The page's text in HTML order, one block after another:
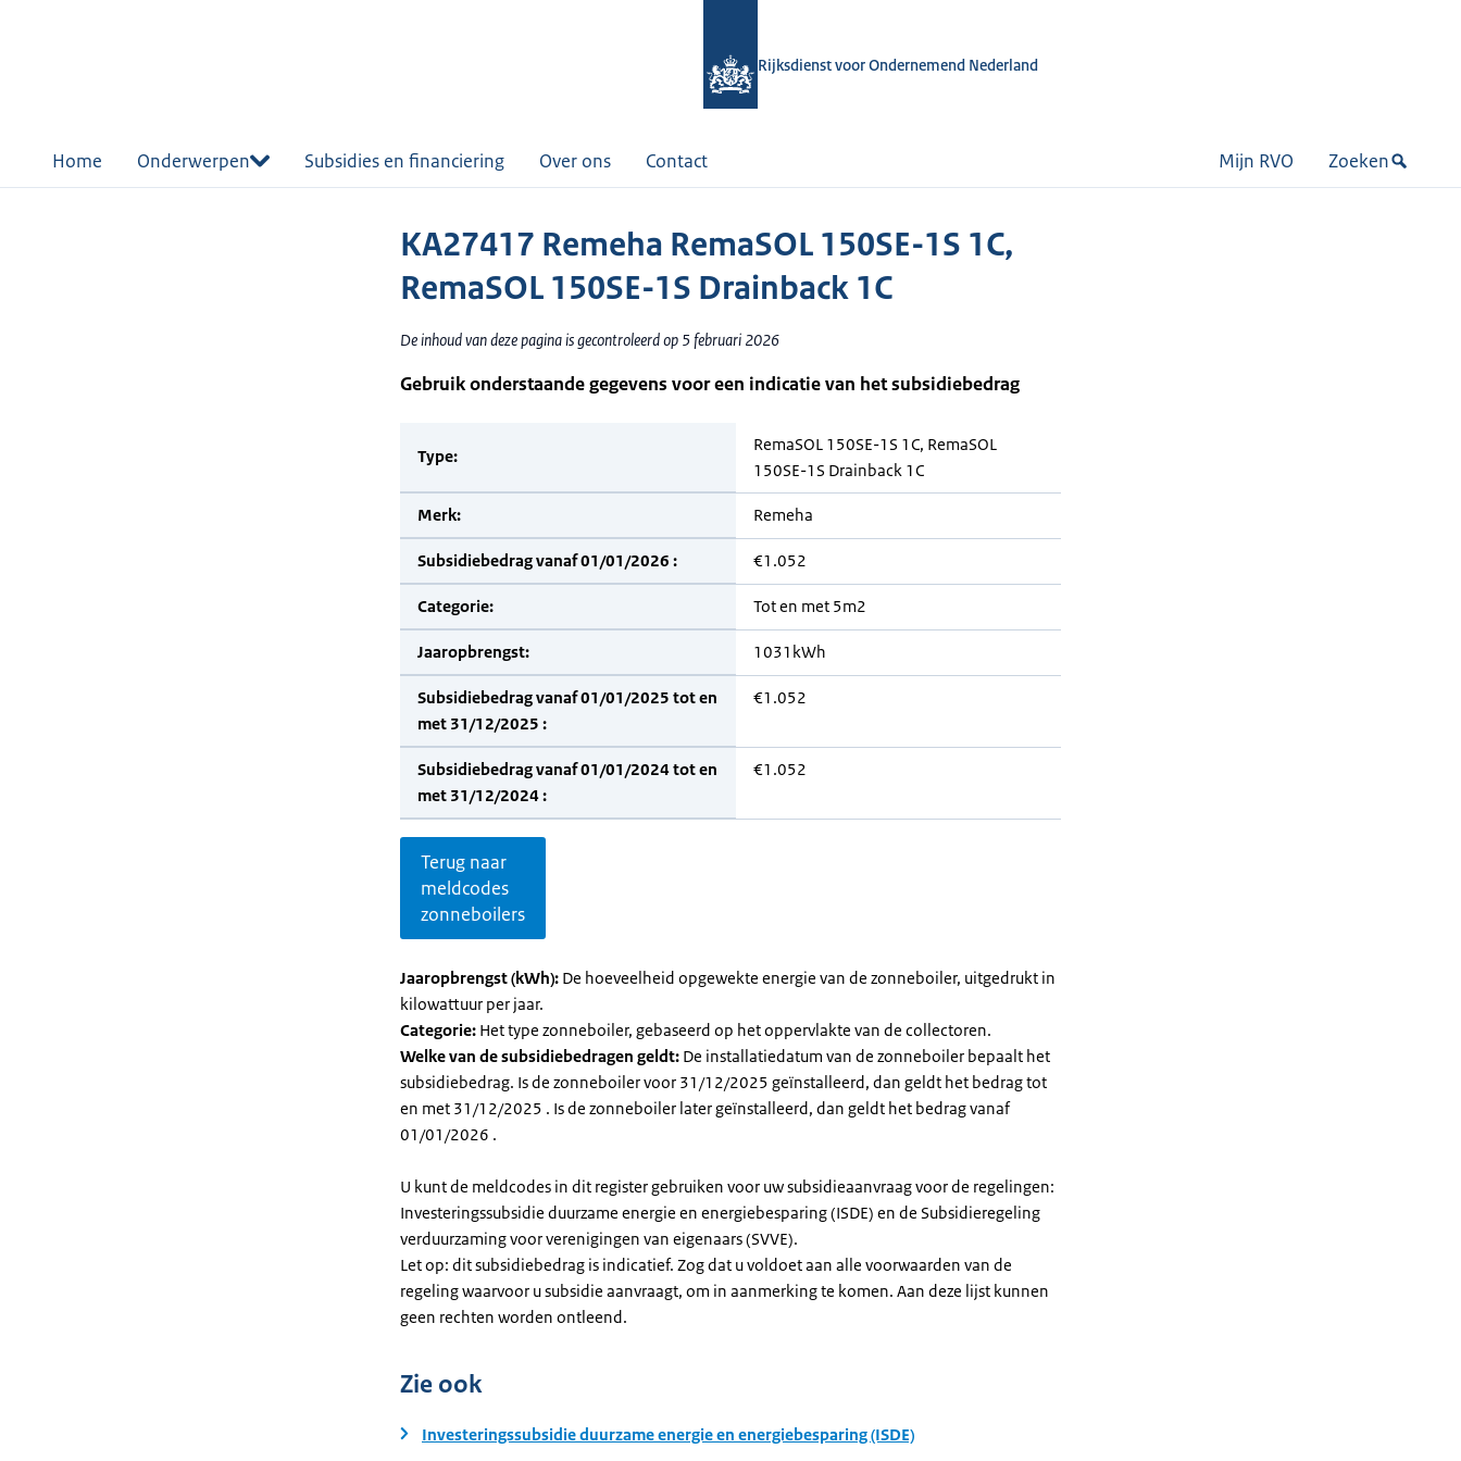
Rijksdienst voor Ondernemend Nederland
Home Onderwerpen Subsidies en financiering Over ons Contact Mijn RVO Zoeken
KA27417 Remeha RemaSOL 150SE-1S 1C,
RemaSOL 150SE-1S Drainback 1C
De inhoud van deze pagina is gecontroleerd op 5 februari 2026
Gebruik onderstaande gegevens voor een indicatie van het subsidiebedrag
Type:
RemaSOL 150SE-1S 1C, RemaSOL
150SE-1S Drainback 1C
Merk: Remeha
Subsidiebedrag vanaf 01/01/2026 : €1.052
Categorie: Tot en met 5m2
Jaaropbrengst: 1031kWh
Subsidiebedrag vanaf 01/01/2025 tot en
met 31/12/2025 :
€1.052
Subsidiebedrag vanaf 01/01/2024 tot en
met 31/12/2024 :
€1.052
Terug naar
meldcodes
zonneboilers
Jaaropbrengst (kWh): De hoeveelheid opgewekte energie van de zonneboiler, uitgedrukt in
kilowattuur per jaar.
Categorie: Het type zonneboiler, gebaseerd op het oppervlakte van de collectoren.
Welke van de subsidiebedragen geldt: De installatiedatum van de zonneboiler bepaalt het
subsidiebedrag. Is de zonneboiler voor 31/12/2025 geïnstalleerd, dan geldt het bedrag tot
en met 31/12/2025 . Is de zonneboiler later geïnstalleerd, dan geldt het bedrag vanaf
01/01/2026 .
U kunt de meldcodes in dit register gebruiken voor uw subsidieaanvraag voor de regelingen:
Investeringssubsidie duurzame energie en energiebesparing (ISDE) en de Subsidieregeling
verduurzaming voor verenigingen van eigenaars (SVVE).
Let op: dit subsidiebedrag is indicatief. Zog dat u voldoet aan alle voorwaarden van de
regeling waarvoor u subsidie aanvraagt, om in aanmerking te komen. Aan deze lijst kunnen
geen rechten worden ontleend.
Zie ook
Investeringssubsidie duurzame energie en energiebesparing (ISDE)